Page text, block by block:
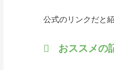
公式のリンクだと
おススメの